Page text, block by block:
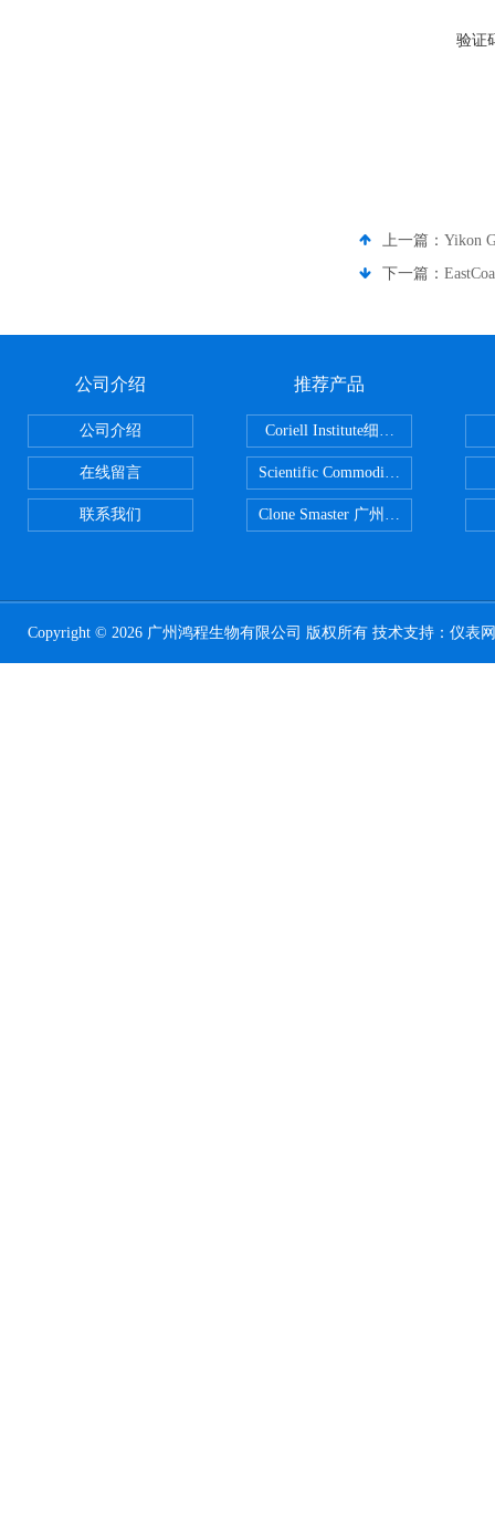
验证
上一篇： Yikon
下一篇：
公司介绍
公司介绍
在线留言
联系我们
推荐产品
Scientific CommoditiesPE管 广州
Clone Smaster 广州鸿程代理
Copyright © 2026 广州鸿程生物有限公司 版权所有 技术支持： 仪表网